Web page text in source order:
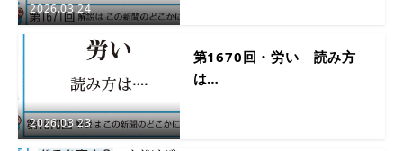
2026.03.24
2026.03.23
第1670回・労い 読み方
は…